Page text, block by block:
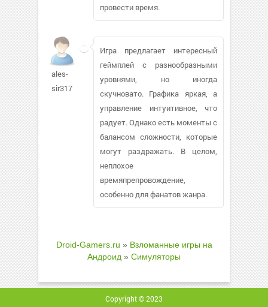
провести время.
ales-
sir317
Игра предлагает интересный
геймплей с разнообразными
уровнями, но иногда
скучновато. Графика яркая, а
управление интуитивное, что
радует. Однако есть моменты с
балансом сложности, которые
могут раздражать. В целом,
неплохое
времяпрепровождение,
особенно для фанатов жанра.
Droid-Gamers.ru » Взломанные игры на
Андроид » Симуляторы
Copyright © 2023